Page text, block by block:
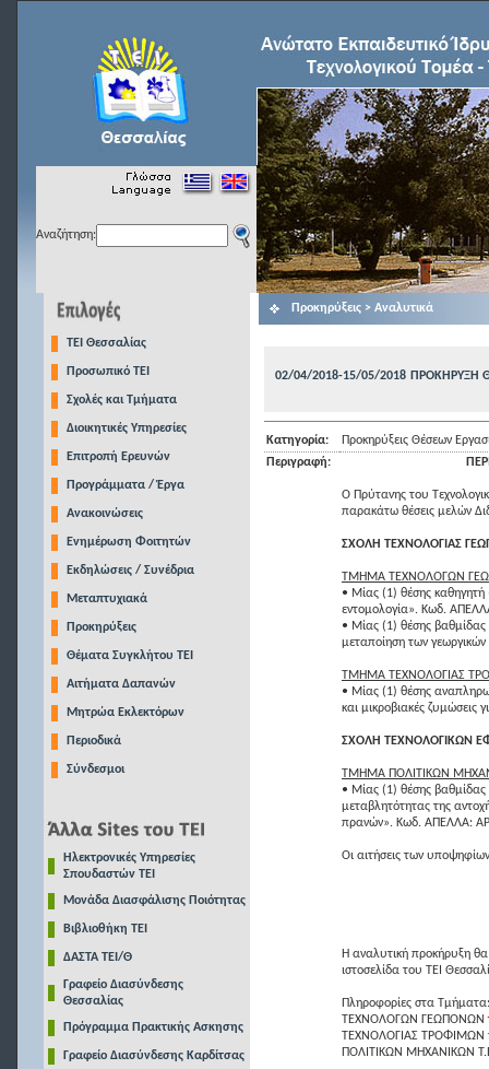
Αναζήτηση:
TEI Θεσσαλίας
Προσωπικό ΤΕΙ
Σχολές και Τμήματα
Διοικητικές Υπηρεσίες
Επιτροπή Ερευνών
Προγράμματα / Έργα
Ανακοινώσεις
Ενημέρωση Φοιτητών
Εκδηλώσεις / Συνέδρια
Μεταπτυχιακά
Προκηρύξεις
Θέματα Συγκλήτου ΤΕΙ
Αιτήματα Δαπανών
Μητρώα Εκλεκτόρων
Περιοδικά
Σύνδεσμοι
Ηλεκτρονικές Υπηρεσίες
Σπουδαστών ΤΕΙ
Μονάδα Διασφάλισης Ποιότητας
Βιβλιοθήκη ΤΕΙ
ΔΑΣΤΑ ΤΕΙ/Θ
Γραφείο Διασύνδεσης
Θεσσαλίας
Πρόγραμμα Πρακτικής Ασκησης
Γραφείο Διασύνδεσης Καρδίτσας
Προκηρύξεις > Αναλυτικά
02/04/2018-15/05/2018 ΠΡΟΚΗΡΥΞΗ
Κατηγορία:
Προκηρύξεις Θέσεων
Περιγραφή:
Ο Πρύτανης του
παρακάτω θέσεις μελών
ΣΧΟΛΗ ΤΕΧΝΟΛΟΓΙΑΣ
ΤΜΗΜΑ ΤΕΧΝΟΛΟΓΩΝ
• Μίας (1) θέσης καθηγητή
εντομολογία». Κωδ.
• Μίας (1) θέσης βαθμίδας
μεταποίηση των
ΤΜΗΜΑ ΤΕΧΝΟΛΟΓΙΑΣ
• Μίας (1) θέσης
και μικροβιακές
ΣΧΟΛΗ ΤΕΧΝΟΛΟΓΙΚΩΝ
ΤΜΗΜΑ ΠΟΛΙΤΙΚΩΝ
• Μίας (1) θέσης βαθμίδας
μεταβλητότητας της
πρανών». Κωδ. ΑΠΕΛΛΑ:
Οι αιτήσεις των
Η αναλυτική προκήρυξη θα
ιστοσελίδα του ΤΕΙ
Πληροφορίες στα Τμήματα:
ΤΕΧΝΟΛΟΓΩΝ ΓΕΩΠΟΝΩΝ
ΤΕΧΝΟΛΟΓΙΑΣ ΤΡΟΦΙΜΩΝ
ΠΟΛΙΤΙΚΩΝ ΜΗΧΑΝΙΚΩΝ